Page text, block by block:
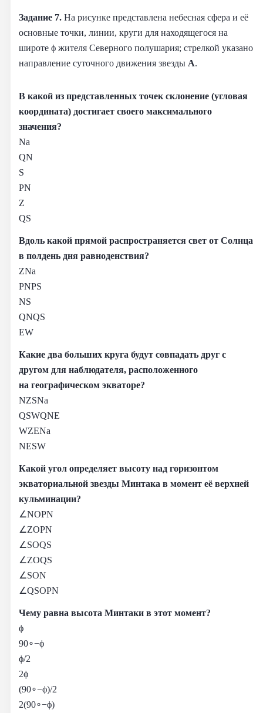
Задание 7. На рисунке представлена небесная сфера и её
основные точки, линии, круги для находящегося на
широте ϕ жителя Северного полушария; стрелкой указано
направление суточного движения звезды А.
В какой из представленных точек склонение (угловая
координата) достигает своего максимального
значения?
Na
QN
S
PN
Z
QS
Вдоль какой прямой распространяется свет от Солнца
в полдень дня равноденствия?
ZNa
PNPS
NS
QNQS
EW
Какие два больших круга будут совпадать друг с
другом для наблюдателя, расположенного
на географическом экваторе?
NZSNa
QSWQNE
WZENa
NESW
Какой угол определяет высоту над горизонтом
экваториальной звезды Минтака в момент её верхней
кульминации?
∠NOPN
∠ZOPN
∠SOQS
∠ZOQS
∠SON
∠QSOPN
Чему равна высота Минтаки в этот момент?
ϕ
90∘−ϕ
ϕ/2
2ϕ
(90∘−ϕ)/2
2(90∘−ϕ)